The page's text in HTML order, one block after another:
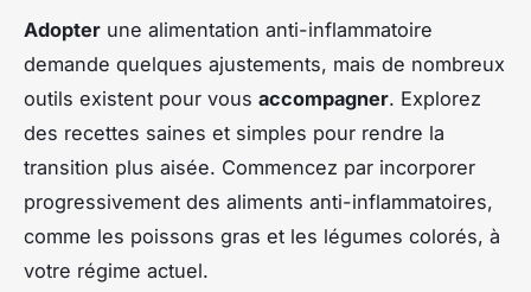
Adopter une alimentation anti-inflammatoire
demande quelques ajustements, mais de nombreux
outils existent pour vous accompagner. Explorez
des recettes saines et simples pour rendre la
transition plus aisée. Commencez par incorporer
progressivement des aliments anti-inflammatoires,
comme les poissons gras et les légumes colorés, à
votre régime actuel.